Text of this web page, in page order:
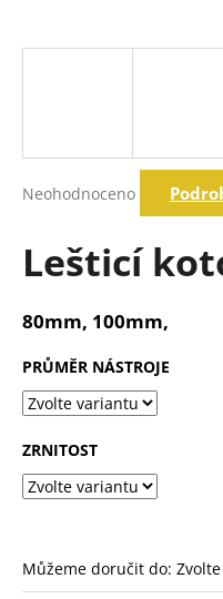
hodnocení
hvězdiček.
Neohodnoceno
Lešticí
80mm, 100mm,
PRŮMĚR NÁSTROJE
ZRNITOST
Můžeme doručit do:
j
D
o
p
o
r
č
u
j
m
e